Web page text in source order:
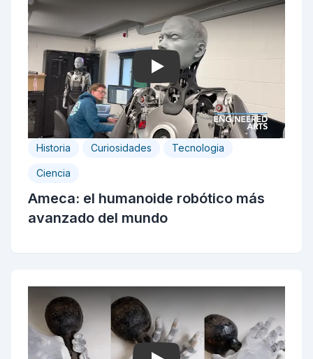
Play
Historia Curiosidades Tecnologia
Ciencia
Ameca: el humanoide robótico más
avanzado del mundo